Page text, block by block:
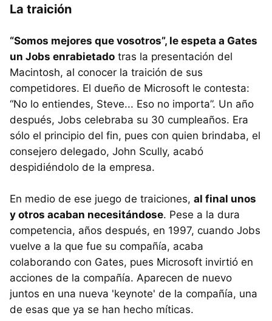
La traición
“Somos mejores que vosotros”, le espeta a Gates
un Jobs enrabietado tras la presentación del
Macintosh, al conocer la traición de sus
competidores. El dueño de Microsoft le contesta:
“No lo entiendes, Steve... Eso no importa”. Un año
después, Jobs celebraba su 30 cumpleaños. Era
sólo el principio del fin, pues con quien brindaba, el
consejero delegado, John Scully, acabó
despidiéndolo de la empresa.
En medio de ese juego de traiciones, al final unos
y otros acaban necesitándose. Pese a la dura
competencia, años después, en 1997, cuando Jobs
vuelve a la que fue su compañía, acaba
colaborando con Gates, pues Microsoft invirtió en
acciones de la compañía. Aparecen de nuevo
juntos en una nueva 'keynote' de la compañía, una
de esas que ya se han hecho míticas.